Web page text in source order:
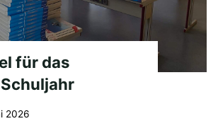
für das
2026